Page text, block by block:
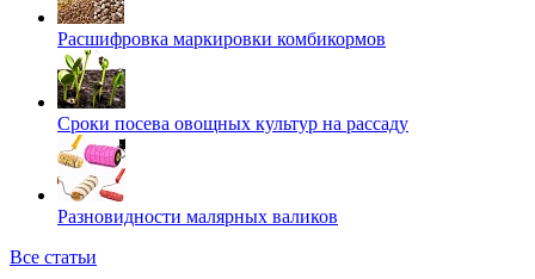
Расшифровка маркировки комбикормов
Сроки посева овощных культур на рассаду
Разновидности малярных валиков
Все статьи